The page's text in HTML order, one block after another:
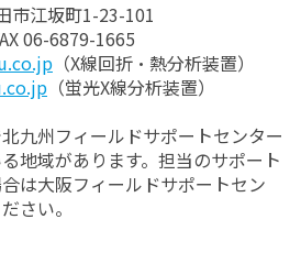
市江坂町1-23-101
06-6879-1665
（X線回折・熱分析装置）
（蛍光X線分析装置）
九州フィールドサポートセンター
地域があります。担当のサポート
は大阪フィールドサポートセン
さい。